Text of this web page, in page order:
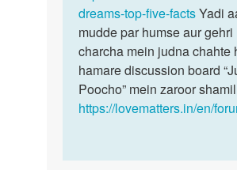
by
Sameer
khan
dreams-top-five-factsYadi
mudde par humse aur gehri
charcha mein judna chahte
hamare discussion board
Poocho” mein zaroor
https://lovematters.in/en/